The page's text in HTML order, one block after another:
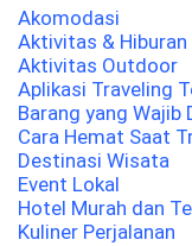
Akomodasi
Aktivitas & Hiburan
Aktivitas Outdoor
Aplikasi Traveling
Barang yang Wajib
Cara Hemat Saat
Destinasi Wisata
Event Lokal
Hotel Murah dan
Kuliner Perjalanan